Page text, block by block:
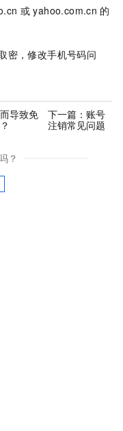
或 yahoo.com.cn 的
密，修改手机号码问
导致免
下一篇： 账号
注销常见问题
？